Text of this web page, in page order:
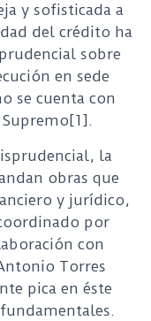
y sofisticada a
del crédito ha
sobre
en sede
se cuenta con
la
obras que
y jurídico,
por
con
Torres
pica en éste